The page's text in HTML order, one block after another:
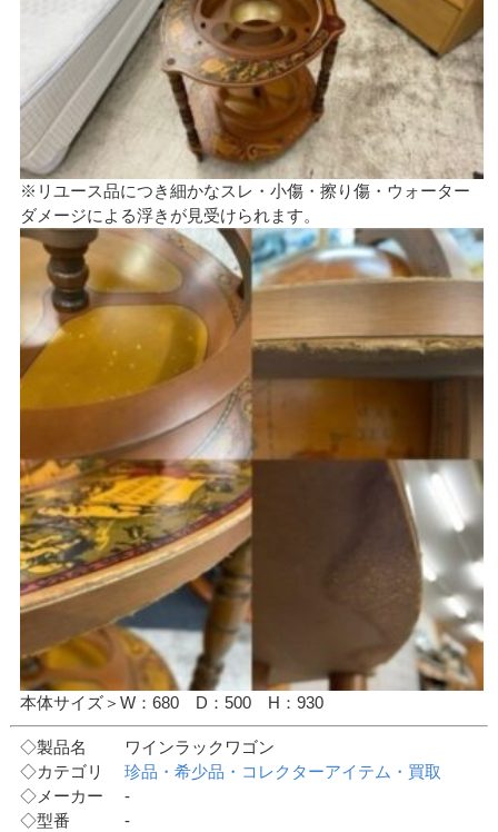
※リユース品につき細かなスレ・小傷・擦り傷・ウォーター
ダメージによる浮きが見受けられます。
本体サイズ＞W：680 D：500 H：930
◇製品名 ワインラックワゴン
◇カテゴリ珍品・希少品・コレクターアイテム・買取
◇メーカー -
◇型番 -